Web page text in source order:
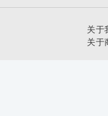
关于
关于